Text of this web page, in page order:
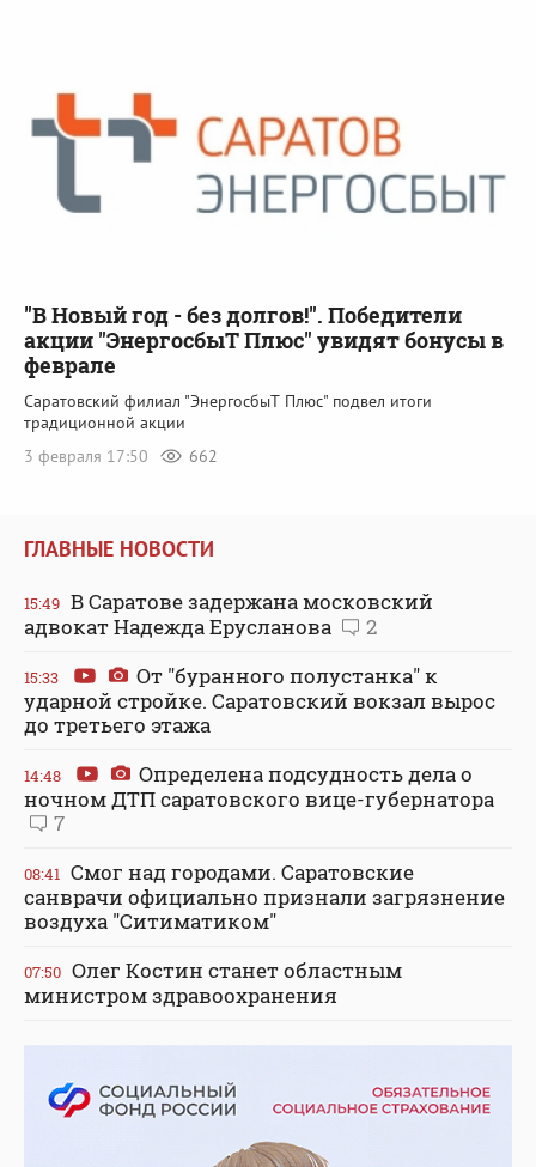
"В Новый год - без долгов!". Победители
акции "ЭнергосбыТ Плюс" увидят бонусы в
феврале
Саратовский филиал "ЭнергосбыТ Плюс" подвел итоги
традиционной акции
3 февраля 17:50
662
ГЛАВНЫЕ НОВОСТИ
15:49 В Саратове задержана московский
адвокат Надежда Ерусланова
2
15:33
От "буранного полустанка" к
ударной стройке. Саратовский вокзал вырос
до третьего этажа
14:48
Определена подсудность дела о
ночном ДТП саратовского вице-губернатора
7
08:41 Смог над городами. Саратовские
санврачи официально признали загрязнение
воздуха "Ситиматиком"
07:50 Олег Костин станет областным
министром здравоохранения